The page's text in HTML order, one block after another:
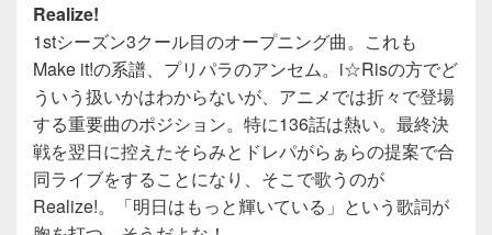
Realize!
1stシーズン3クール目のオープニング曲。これも
Make it!の系譜、プリパラのアンセム。i☆Risの方でど
ういう扱いかはわからないが、アニメでは折々で登場
する重要曲のポジション。特に136話は熱い。最終決
戦を翌日に控えたそらみとドレパがらぁらの提案で合
同ライブをすることになり、そこで歌うのが
Realize!。「明日はもっと輝いている」という歌詞が